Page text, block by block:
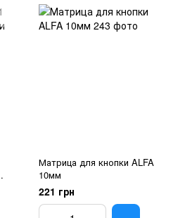
Матрица для кнопки ALFA
10мм
221 грн